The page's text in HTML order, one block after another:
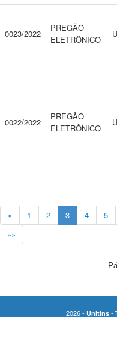
0023/2022
PREGÃO
ELETRÔNICO
0022/2022
PREGÃO
ELETRÔNICO
« 1 2 3 4 5
»»
2026 -Unitins -